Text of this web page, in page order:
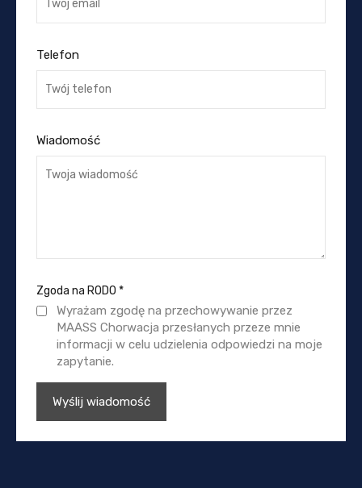
Telefon
Wiadomość
Zgoda na RODO *
Wyrażam zgodę na przechowywanie przez
MAASS Chorwacja przesłanych przeze mnie
informacji w celu udzielenia odpowiedzi na moje
zapytanie.